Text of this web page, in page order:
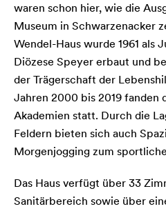
waren schon hier, wie die
Museum in Schwarzenacker
Wendel-Haus wurde 1961 als
Diözese Speyer erbaut und
der Trägerschaft der
Jahren 2000 bis 2019 fanden
Akademien statt. Durch die
Feldern bieten sich auch
Morgenjogging zum
Das Haus verfügt über 33
Sanitärbereich sowie über